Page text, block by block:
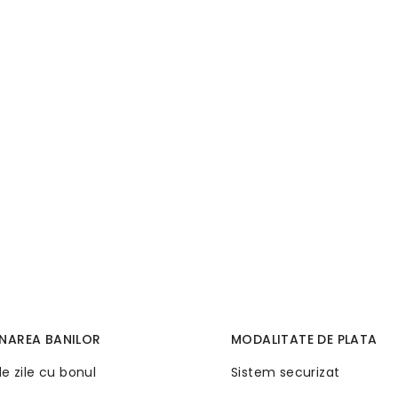
BANILOR
zile cu bonul
MODALITATE DE PLATA
Sistem securizat